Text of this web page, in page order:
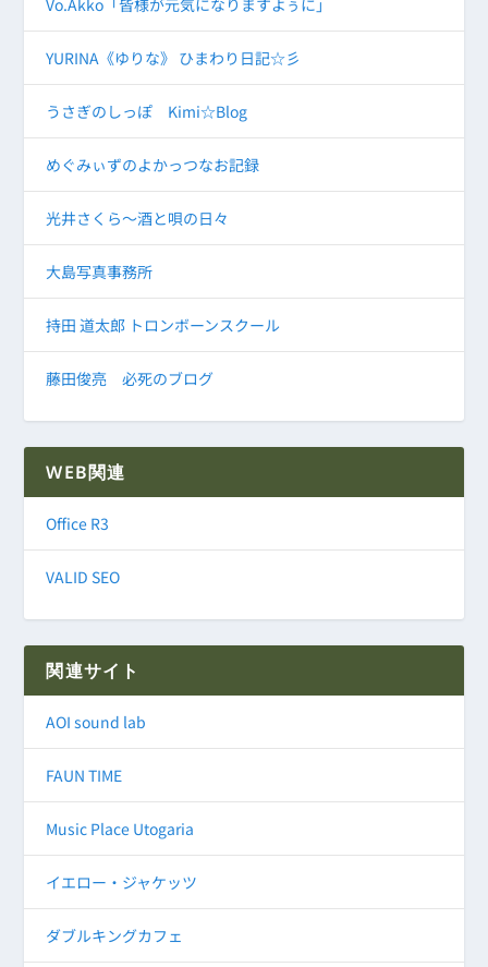
YURINA《ゆりな》 ひまわり日記☆彡
うさぎのしっぽ Kimi☆Blog
めぐみぃずのよかっつなお記録
光井さくら～酒と唄の日々
大島写真事務所
持田 道太郎 トロンボーンスクール
藤田俊亮 必死のブログ
WEB関連
Office R3
VALID SEO
関連サイト
AOI sound lab
FAUN TIME
Music Place Utogaria
イエロー・ジャケッツ
ダブルキングカフェ